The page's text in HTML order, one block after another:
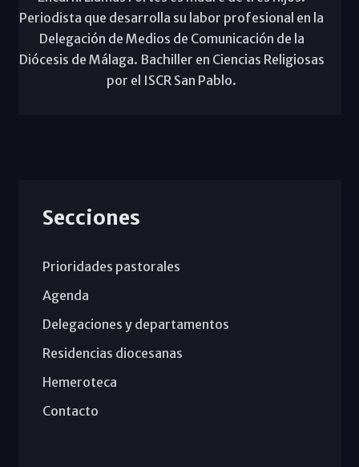
Periodista que desarrolla su labor profesional en la
Delegación de Medios de Comunicación de la
Diócesis de Málaga. Bachiller en Ciencias Religiosas
por el ISCR San Pablo.
Secciones
Prioridades pastorales
Agenda
Delegaciones y departamentos
Residencias diocesanas
Hemeroteca
Contacto